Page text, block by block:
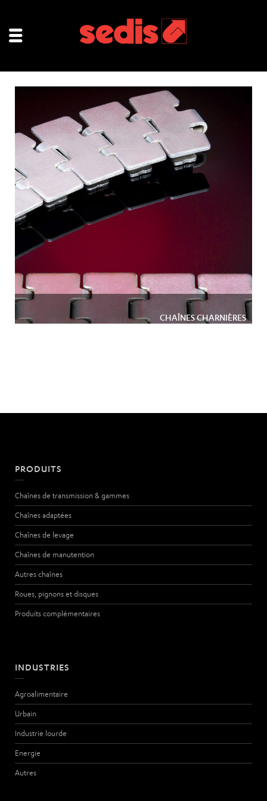
CHAÎNES CHARNIÈRES
PRODUITS
Chaînes de transmission & gammes
Chaînes adaptées
Chaînes de levage
Chaînes de manutention
Autres chaînes
Roues, pignons et disques
Produits complémentaires
INDUSTRIES
Agroalimentaire
Urbain
Industrie lourde
Energie
Autres